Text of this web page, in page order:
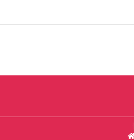
せ キャンペーン情報